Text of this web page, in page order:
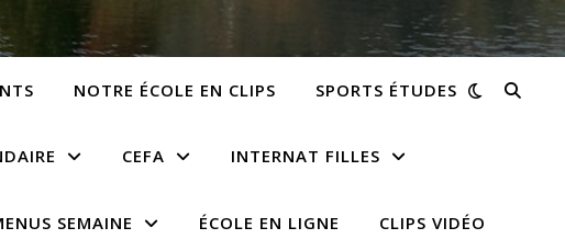
NOTRE ÉCOLE EN CLIPS SPORTS ÉTUDES
CEFA INTERNAT FILLES
SEMAINE ÉCOLE EN LIGNE CLIPS VIDÉO